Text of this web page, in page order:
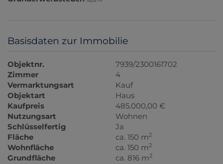
Basisdaten zur Immobilie
Objektnr.
7939/2300161702
Zimmer
4
Vermarktungsart
Kauf
Objektart
Haus
Kaufpreis
485.000,00 €
Nutzungsart
Wohnen
Schlüsselfertig
Ja
Fläche
ca. 150 m2
Wohnfläche ca. 150 m2
Grundfläche ca. 816 m2